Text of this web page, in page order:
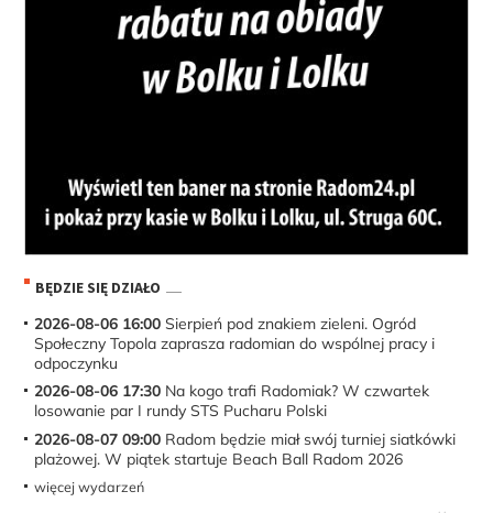
BĘDZIE SIĘ DZIAŁO
2026-08-06 16:00 Sierpień pod znakiem zieleni. Ogród
Społeczny Topola zaprasza radomian do wspólnej pracy i
odpoczynku
2026-08-06 17:30 Na kogo trafi Radomiak? W czwartek
losowanie par I rundy STS Pucharu Polski
2026-08-07 09:00 Radom będzie miał swój turniej siatkówki
plażowej. W piątek startuje Beach Ball Radom 2026
więcej wydarzeń